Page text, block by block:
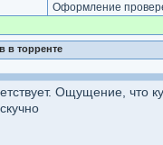
Оформление
в торренте
Ощущение, что